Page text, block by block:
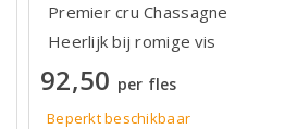
Premier cru Chassagne
Heerlijk bij romige vis
92,50 per fles
Beperkt beschikbaar